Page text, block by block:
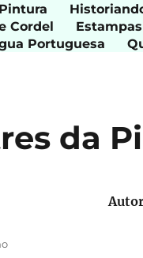
Cordel
Portuguesa
da